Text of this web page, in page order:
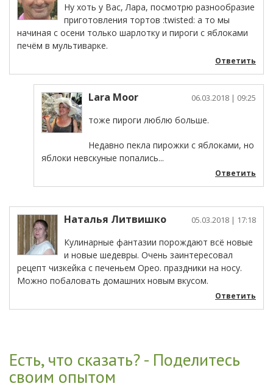
Ну хоть у Вас, Лара, посмотрю разнообразие
приготовления тортов :twisted: а то мы
начиная с осени только шарлотку и пироги с яблоками
печём в мультиварке.
Ответить
Lara Moor 06.03.2018 | 09:25
тоже пироги люблю больше.
Недавно пекла пирожки с яблоками, но
яблоки невскуные попались...
Ответить
Наталья Литвишко 05.03.2018 | 17:18
Кулинарные фантазии порождают всё новые
и новые шедевры. Очень заинтересовал
рецепт чизкейка с печеньем Орео. праздники на носу.
Можно побаловать домашних новым вкусом.
Ответить
Есть, что сказать? - Поделитесь
своим опытом